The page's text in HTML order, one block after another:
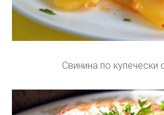
Свинина по купечески